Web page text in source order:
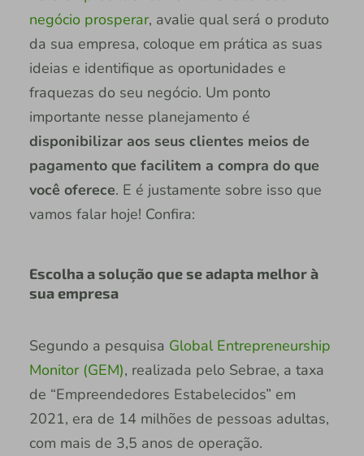
negócio prosperar, avalie qual será o produto
da sua empresa, coloque em prática as suas
ideias e identifique as oportunidades e
fraquezas do seu negócio. Um ponto
importante nesse planejamento é
disponibilizar aos seus clientes meios de
pagamento que facilitem a compra do que
você oferece. E é justamente sobre isso que
vamos falar hoje! Confira:
Escolha a solução que se adapta melhor à
sua empresa
Segundo a pesquisa Global Entrepreneurship
Monitor (GEM), realizada pelo Sebrae, a taxa
de “Empreendedores Estabelecidos” em
2021, era de 14 milhões de pessoas adultas,
com mais de 3,5 anos de operação.